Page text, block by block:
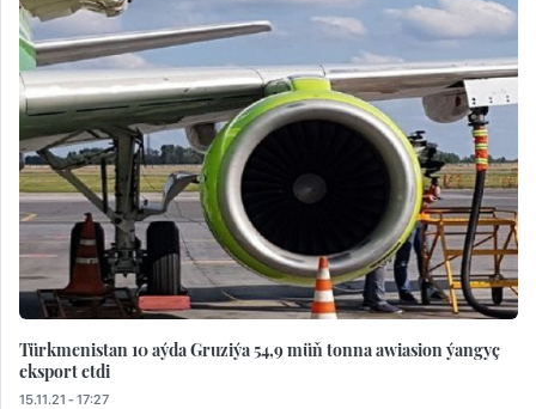
Türkmenistan 10 aýda Gruziýa 54,9 müň tonna awiasion ýangyç
eksport etdi
15.11.21 - 17:27